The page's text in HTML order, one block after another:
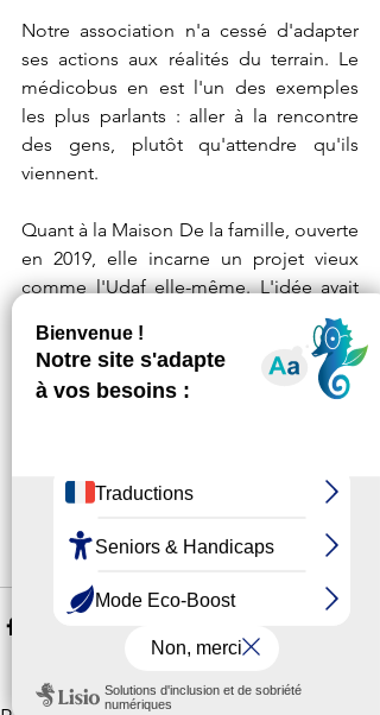
Notre association n'a cessé d'adapter
ses actions aux réalités du terrain. Le
médicobus en est l'un des exemples
les plus parlants : aller à la rencontre
des gens, plutôt qu'attendre qu'ils
viennent.
Quant à la Maison De la famille, ouverte
en 2019, elle incarne un projet vieux
comme l'Udaf elle-même. L'idée avait
germé dès les premières années
d'existence de l'association. Il aura fallu
du temps, mais elle existe !
minutes 19. À regarder, partager, et faire